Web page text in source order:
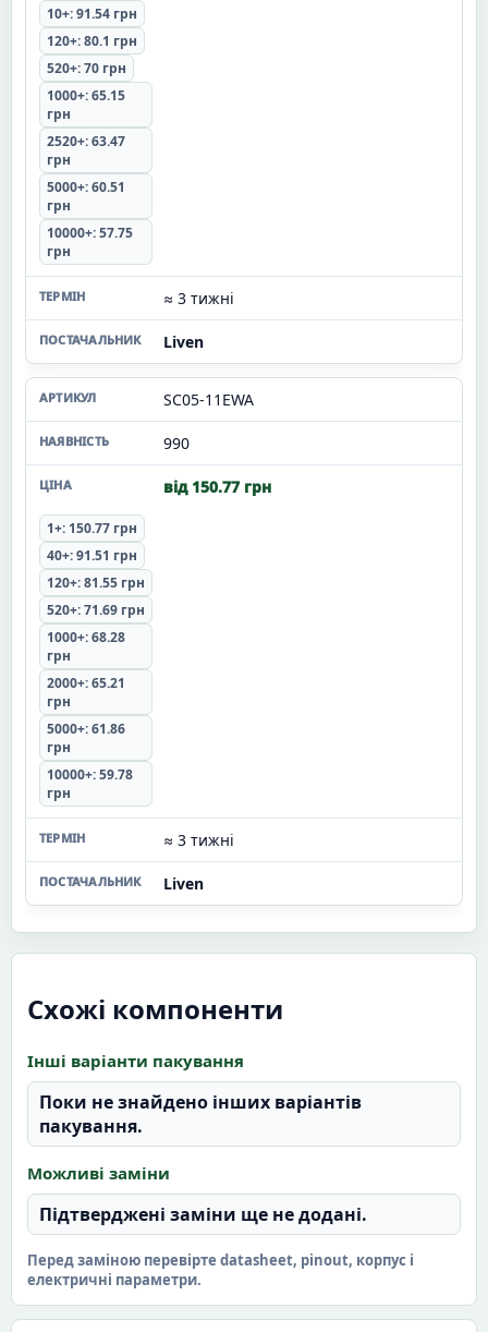
10+: 91.54 грн
120+: 80.1 грн
520+: 70 грн
1000+: 65.15
грн
2520+: 63.47
грн
5000+: 60.51
грн
10000+: 57.75
грн
≈ 3 тижні
Liven
SC05-11EWA
990
від 150.77 грн
1+: 150.77 грн
40+: 91.51 грн
120+: 81.55 грн
520+: 71.69 грн
1000+: 68.28
грн
2000+: 65.21
грн
5000+: 61.86
грн
10000+: 59.78
грн
≈ 3 тижні
Liven
Схожі компоненти
Інші варіанти пакування
Поки не знайдено інших варіантів
пакування.
Можливі заміни
Підтверджені заміни ще не додані.
Перед заміною перевірте datasheet, pinout, корпус і
електричні параметри.